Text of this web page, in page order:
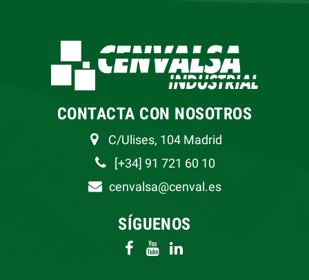
CONTACTA CON NOSOTROS
C/Ulises, 104 Madrid
[+34] 91 721 60 10
cenvalsa@cenval.es
SÍGUENOS